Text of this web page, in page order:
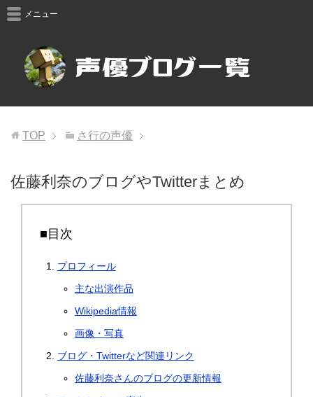
メニュー
TOP さ行の声優
佐藤利奈のブログやTwitterまとめ
■目次
プロフィール
主な出演作品
Wikipedia情報
画像・写真
ブログ・Twitterなど関連リンク
佐藤利奈さんのブログの更新情報